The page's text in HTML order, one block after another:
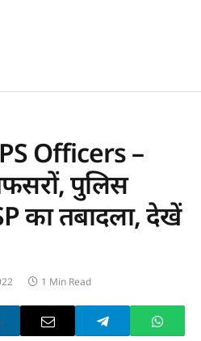
Officers –
पुलिस
का तबादला, देखें
1 Min Read